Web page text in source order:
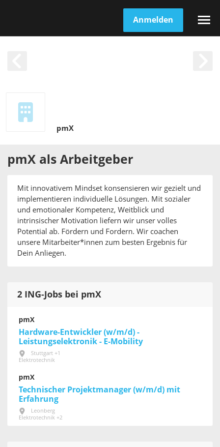
Anmelden
pmX
pmX als Arbeitgeber
Mit innovativem Mindset konsensieren wir gezielt und
implementieren individuelle Lösungen. Mit sozialer
und emotionaler Kompetenz, Weitblick und
intrinsischer Motivation liefern wir unser volles
Potential ab. Fördern und Fordern. Wir coachen
unsere Mitarbeiter*innen zum besten Ergebnis für
Dein Anliegen.
2 ING-Jobs bei pmX
pmX
Hardware-Entwickler (w/m/d) -
Leistungselektronik - E-Mobility
Stuttgart +1
Elektrotechnik
pmX
Technischer Projektmanager (w/m/d) mit
Erfahrung
Leonberg
Elektrotechnik +2